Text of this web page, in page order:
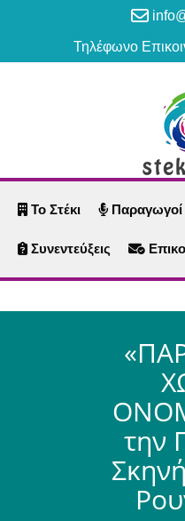
Τηλέφωνο
Το Στέκι Παραγωγοί
Συνεντεύξεις
την